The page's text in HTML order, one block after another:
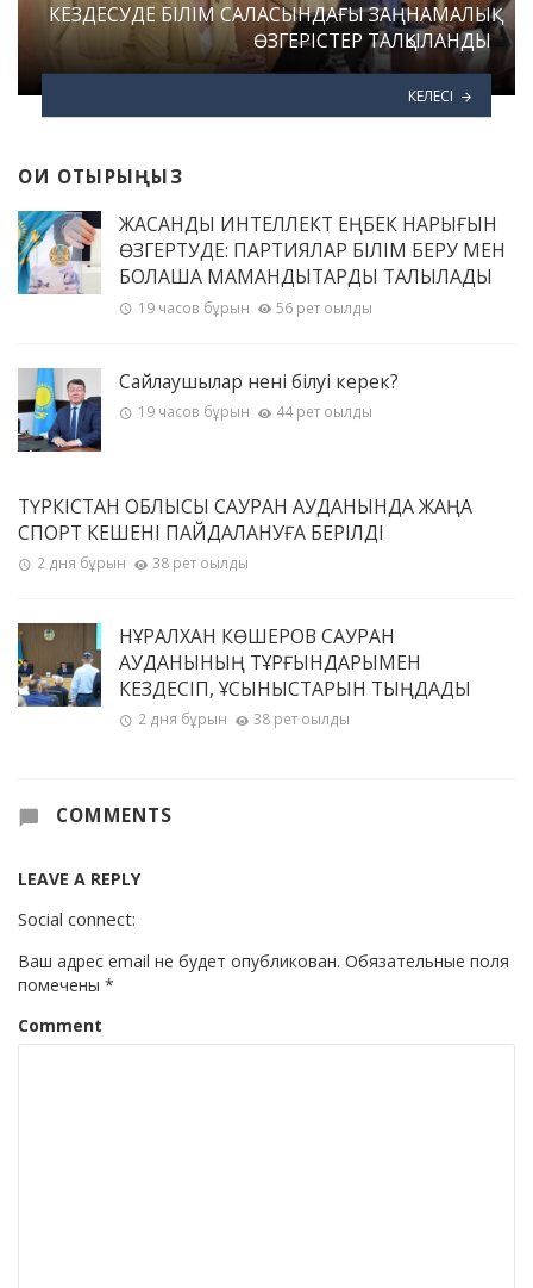
КЕЗДЕСУДЕ БІЛІМ САЛАСЫНДАҒЫ ЗАҢНАМАЛЫҚ
ӨЗГЕРІСТЕР ТАЛҚЫЛАНДЫ
КЕЛЕСІ
ОҚИ ОТЫРЫҢЫЗ
ЖАСАНДЫ ИНТЕЛЛЕКТ ЕҢБЕК НАРЫҒЫН
ӨЗГЕРТУДЕ: ПАРТИЯЛАР БІЛІМ БЕРУ МЕН
БОЛАШАҚ МАМАНДЫҚТАРДЫ ТАЛҚЫЛАДЫ
19 часов бұрын 56 рет оқылды
Сайлаушылар нені білуі керек?
19 часов бұрын 44 рет оқылды
ТҮРКІСТАН ОБЛЫСЫ САУРАН АУДАНЫНДА ЖАҢА
СПОРТ КЕШЕНІ ПАЙДАЛАНУҒА БЕРІЛДІ
2 дня бұрын 38 рет оқылды
НҰРАЛХАН КӨШЕРОВ САУРАН
АУДАНЫНЫҢ ТҰРҒЫНДАРЫМЕН
КЕЗДЕСІП, ҰСЫНЫСТАРЫН ТЫҢДАДЫ
2 дня бұрын 38 рет оқылды
COMMENTS
LEAVE A REPLY
Social connect:
Ваш адрес email не будет опубликован. Обязательные поля
помечены *
Comment